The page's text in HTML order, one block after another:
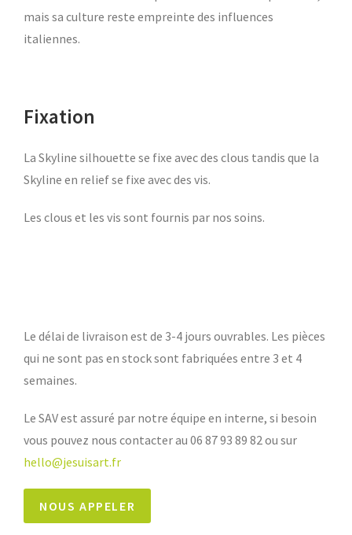
mais sa culture reste empreinte des influences
italiennes.
Fixation
La Skyline silhouette se fixe avec des clous tandis que la
Skyline en relief se fixe avec des vis.
Les clous et les vis sont fournis par nos soins.
Le délai de livraison est de 3-4 jours ouvrables. Les pièces
qui ne sont pas en stock sont fabriquées entre 3 et 4
semaines.
Le SAV est assuré par notre équipe en interne, si besoin
vous pouvez nous contacter au 06 87 93 89 82 ou sur
hello@jesuisart.fr